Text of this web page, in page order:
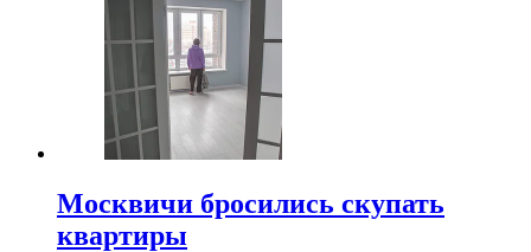
Москвичи бросились скупать
квартиры